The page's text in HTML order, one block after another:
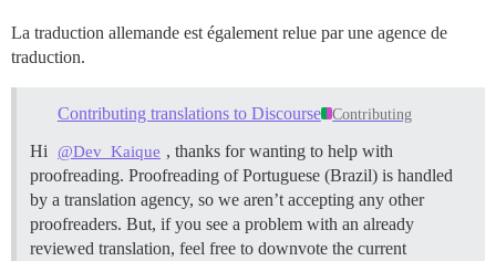
La traduction allemande est également relue par une agence de
traduction.
Contributing translations to Discourse Contributing
Hi @Dev_Kaique , thanks for wanting to help with
proofreading. Proofreading of Portuguese (Brazil) is handled
by a translation agency, so we aren’t accepting any other
proofreaders. But, if you see a problem with an already
reviewed translation, feel free to downvote the current